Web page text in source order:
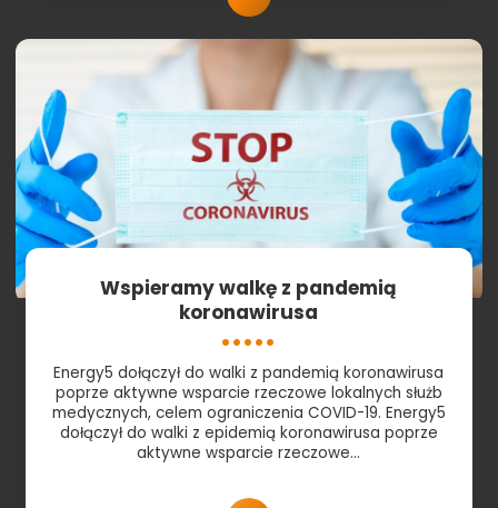
Wspieramy walkę z pandemią
koronawirusa
Energy5 dołączył do walki z pandemią koronawirusa
poprze aktywne wsparcie rzeczowe lokalnych służb
medycznych, celem ograniczenia COVID-19. Energy5
dołączył do walki z epidemią koronawirusa poprze
aktywne wsparcie rzeczowe…